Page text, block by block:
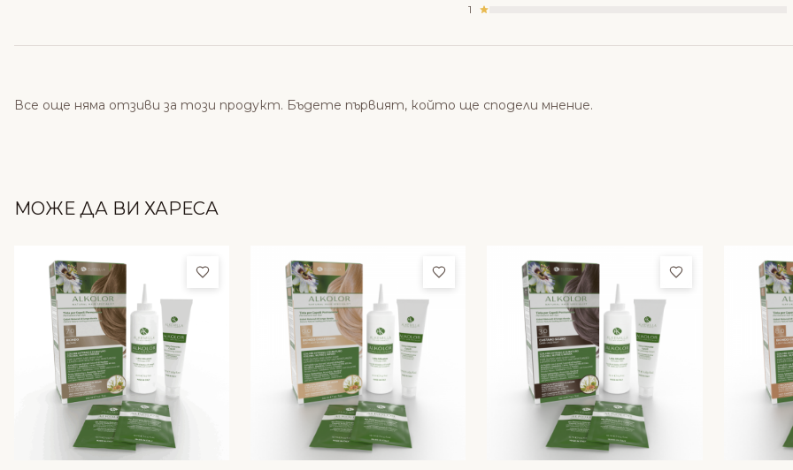
1
Все още няма отзиви за този продукт. Бъдете първият, който ще сподели мнение.
МОЖЕ ДА ВИ ХАРЕСА
Добави в любими Добави в любими Добави в